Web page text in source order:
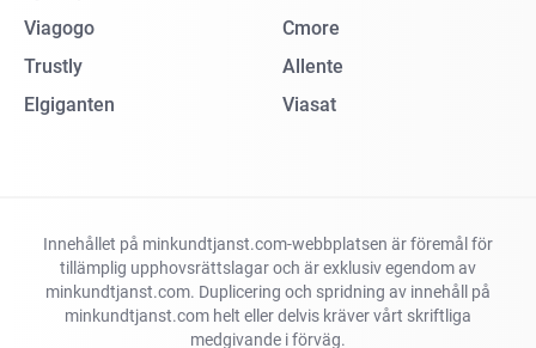
Viagogo
Trustly
Elgiganten
Cmore
Allente
Viasat
Innehållet på minkundtjanst.com-webbplatsen är föremål för
tillämplig upphovsrättslagar och är exklusiv egendom av
minkundtjanst.com. Duplicering och spridning av innehåll på
minkundtjanst.com helt eller delvis kräver vårt skriftliga
medgivande i förväg.